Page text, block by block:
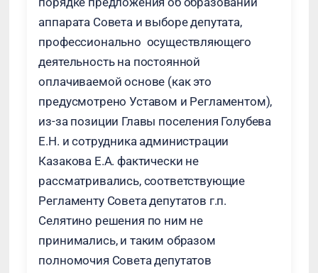
порядке предложения об образовании
аппарата Совета и выборе депутата,
профессионально осуществляющего
деятельность на постоянной
оплачиваемой основе (как это
предусмотрено Уставом и Регламентом),
из-за позиции Главы поселения Голубева
Е.Н. и сотрудника администрации
Казакова Е.А. фактически не
рассматривались, соответствующие
Регламенту Совета депутатов г.п.
Селятино решения по ним не
принимались, и таким образом
полномочия Совета депутатов